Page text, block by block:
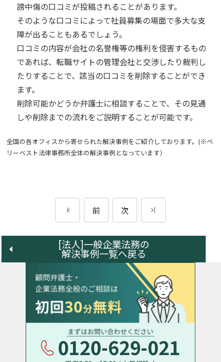
謗中傷の口コミが投稿されることがあります。
そのような口コミによって社員募集の場面で多大な支
障が出ることもあるでしょう。
口コミの内容が会社の名誉権等の権利を侵害するもの
であれば、転職サイトの管理会社と交渉したり裁判し
たりすることで、該当の口コミを削除することができ
ます。
削除可能かどうか弁護士に相談することで、その見通
しや削除までの流れをご説明することが可能です。
全国の各オフィスから寄せられた解決事例をご紹介しております。(※ベ
リーベスト法律事務所全体の解決事例となっています）
前 次
[法人]一般企業法務の
解決事例一覧へ戻る
0120-629-021